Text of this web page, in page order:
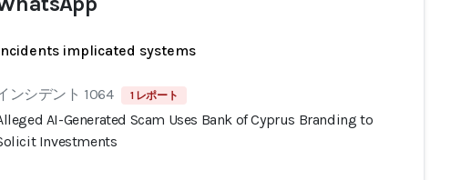
implicated systems
ンシデント 1064 1 レポート
AI-Generated Scam Uses Bank of Cyprus Branding to
Investments